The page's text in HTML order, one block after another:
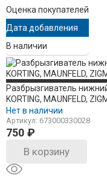
Оценка покупателей
Дата добавления
В наличии
Разбрызгиватель
KORTING, MAUNFELD,
Нет в наличии
Артикул: 673000330028
750 ₽
В корзину